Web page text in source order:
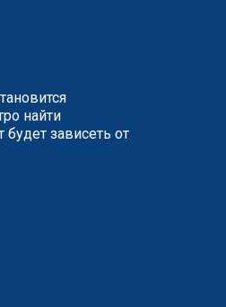
найти
зависеть от